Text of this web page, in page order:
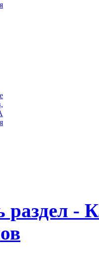
раздел -